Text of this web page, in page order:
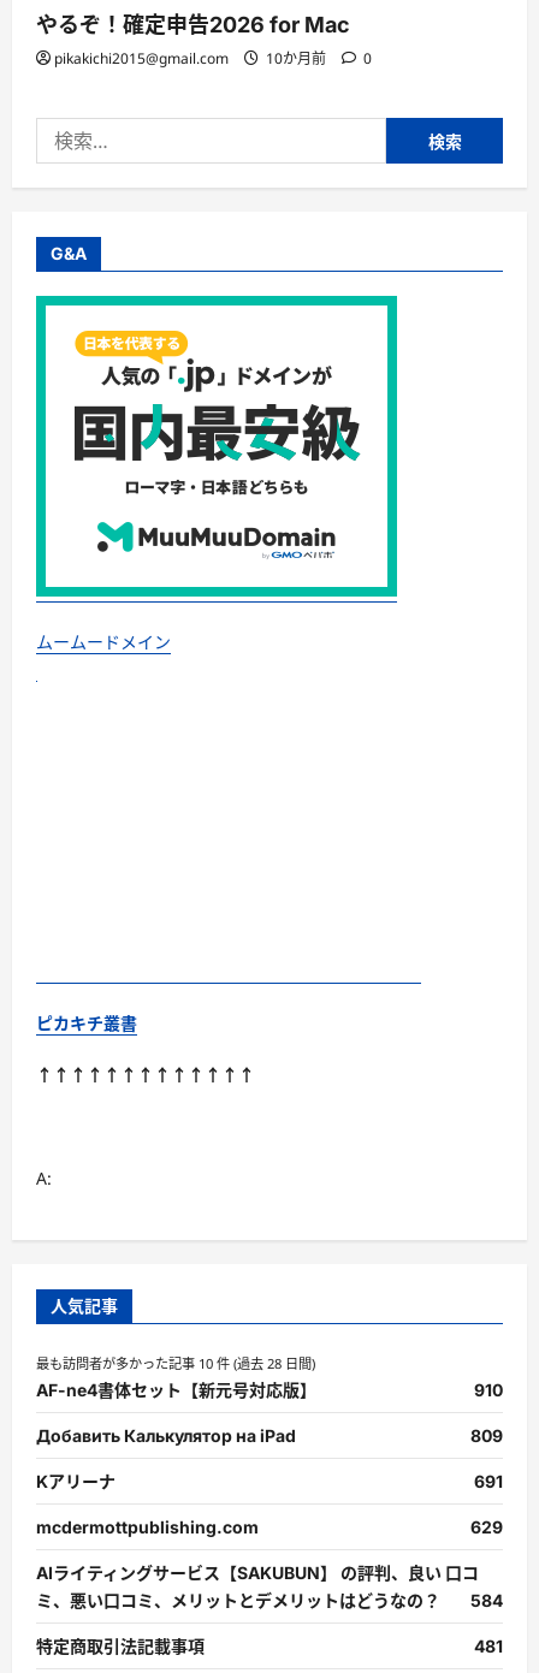
やるぞ！確定申告2026 for Mac
pikakichi2015@gmail.com 10か月前 0
索:
G&A
ムームードメイン
ピカキチ叢書
↑↑↑↑↑↑↑↑↑↑↑↑↑
A:
人気記事
最も訪問者が多かった記事 10 件 (過去 28 日間)
AF-ne4書体セット【新元号対応版】 910
Добавить Калькулятор на iPad 809
Kアリーナ 691
mcdermottpublishing.com 629
AIライティングサービス【SAKUBUN】 の評判、良い 口コ
ミ、悪い口コミ、メリットとデメリットはどうなの？
584
特定商取引法記載事項 481